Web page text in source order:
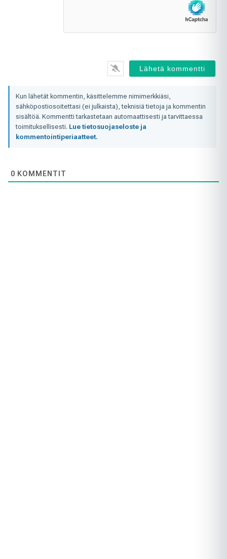
Kun lähetät kommentin, käsittelemme nimimerkkiäsi,
sähköpostiosoitettasi (ei julkaista), teknisiä tietoja ja kommentin
sisältöä. Kommentti tarkastetaan automaattisesti ja tarvittaessa
toimituksellisesti. Lue tietosuojaseloste ja
kommentointiperiaatteet.
0 KOMMENTIT